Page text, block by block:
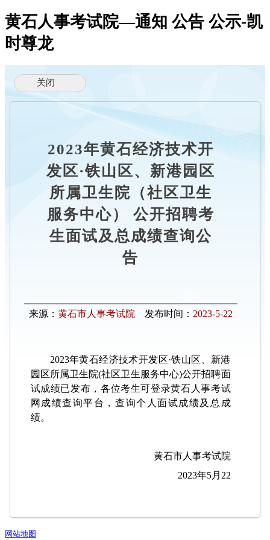
黄石人事考试院—通知 公告 公示-凯
时尊龙
2023年黄石经济技术开
发区·铁山区、新港园区
所属卫生院（社区卫生
服务中心） 公开招聘考
生面试及总成绩查询公
告
来源： 黄石市人事考试院 发布时间： 2023-5-22
2023年黄石经济技术开发区·铁山区、新港
园区所属卫生院(社区卫生服务中心)公开招聘面
试成绩已发布，各位考生可登录黄石人事考试
网成绩查询平台，查询个人面试成绩及总成
绩。
黄石市人事考试院
2023年5月22
网站地图